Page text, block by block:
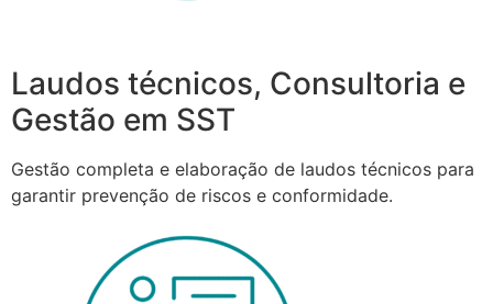
Laudos técnicos, Consultoria e
Gestão em SST
Gestão completa e elaboração de laudos técnicos para
garantir prevenção de riscos e conformidade.